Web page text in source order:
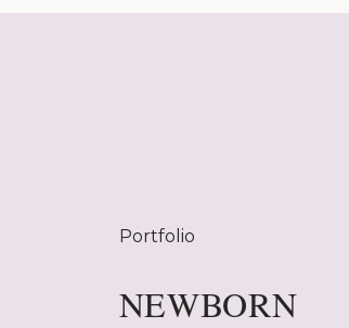
Portfolio
NEWBORN